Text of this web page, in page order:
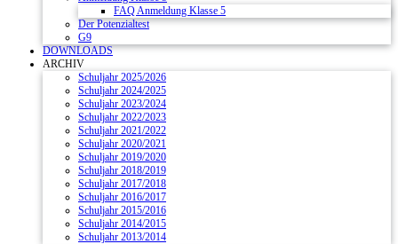
FAQ Anmeldung Klasse 5
Der Potenzialtest
G9
DOWNLOADS
ARCHIV
Schuljahr 2025/2026
Schuljahr 2024/2025
Schuljahr 2023/2024
Schuljahr 2022/2023
Schuljahr 2021/2022
Schuljahr 2020/2021
Schuljahr 2019/2020
Schuljahr 2018/2019
Schuljahr 2017/2018
Schuljahr 2016/2017
Schuljahr 2015/2016
Schuljahr 2014/2015
Schuljahr 2013/2014